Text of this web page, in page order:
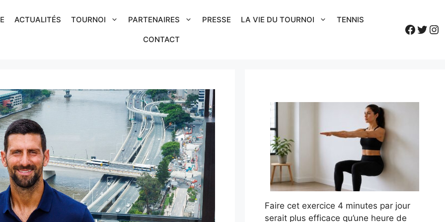
ACTUALITÉS TOURNOI PARTENAIRES PRESSE LA VIE DU TOURNOI TENNIS
CONTACT
Faire cet exercice 4 minutes par jour
serait plus efficace qu’une heure de